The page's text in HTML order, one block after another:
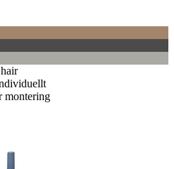
montering